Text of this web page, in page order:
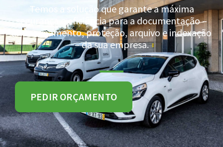
Temos a solução que garante a máxima
segurança e eficiência para a documentação –
armazenamento, proteção, arquivo e indexação
– da sua empresa.
PEDIR ORÇAMENTO